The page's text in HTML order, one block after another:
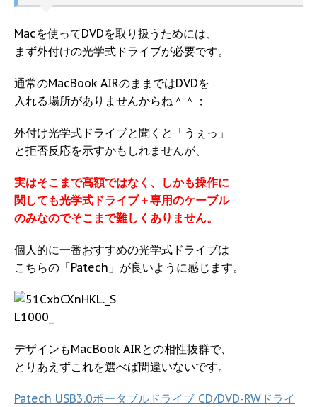
Macを使ってDVDを取り扱うためには、
まず外付けの光学式ドライブが必要です。
通常のMacBook AIRのままではDVDを
入れる場所がありませんからね＾＾；
外付け光学式ドライブと聞くと「うぇっ」
と拒否反応を示すかもしれませんが、
実はそこまで高額ではなく、しかも操作に
関しても光学式ドライブ＋専用のケーブル
のみなのでそこまで難しくありません。
個人的に一番おすすめの光学式ドライブは
こちらの「Patech 」が良いように感じます。
デザインもMacBook AIRとの相性抜群で、
とりあえずこれを選べば間違いないです。
Patech USB3.0ポータブルドライブ CD/DVD-RWドライ